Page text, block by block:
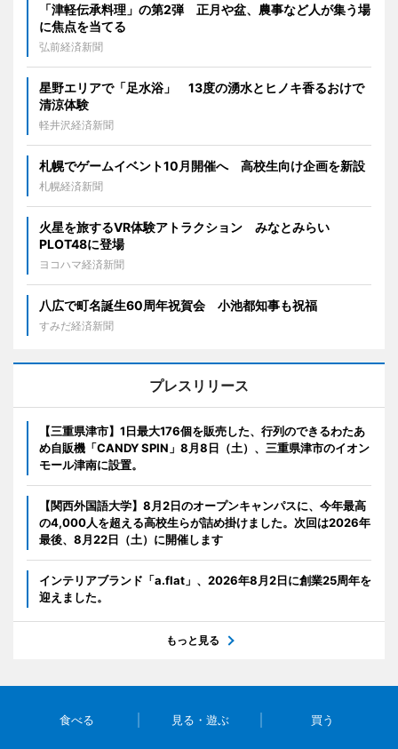
「津軽伝承料理」の第2弾 正月や盆、農事など人が集う場
に焦点を当てる
弘前経済新聞
星野エリアで「足水浴」 13度の湧水とヒノキ香るおけで
清涼体験
軽井沢経済新聞
札幌でゲームイベント10月開催へ 高校生向け企画を新設
札幌経済新聞
火星を旅するVR体験アトラクション みなとみらい
PLOT48に登場
ヨコハマ経済新聞
八広で町名誕生60周年祝賀会 小池都知事も祝福
すみだ経済新聞
プレスリリース
【三重県津市】1日最大176個を販売した、行列のできるわたあ
め自販機「CANDY SPIN」8月8日（土）、三重県津市のイオン
モール津南に設置。
【関西外国語大学】8月2日のオープンキャンパスに、今年最高
の4,000人を超える高校生らが詰め掛けました。次回は2026年
最後、8月22日（土）に開催します
インテリアブランド「a.flat」、2026年8月2日に創業25周年を
迎えました。
もっと見る
食べる 見る・遊ぶ 買う